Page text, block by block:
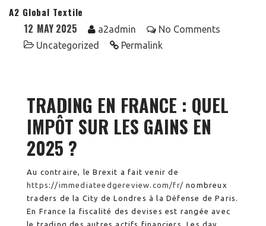
A2 Global Textile
12 MAY 2025 a2admin
No Comments
Uncategorized
Permalink
TRADING EN FRANCE : QUEL
IMPÔT SUR LES GAINS EN
2025 ?
Au contraire, le Brexit a fait venir de
https://immediateedgereview.com/fr/ nombreux
traders de la City de Londres à la Défense de Paris.
En France la fiscalité des devises est rangée avec
le trading des autres actifs financiers. Les day